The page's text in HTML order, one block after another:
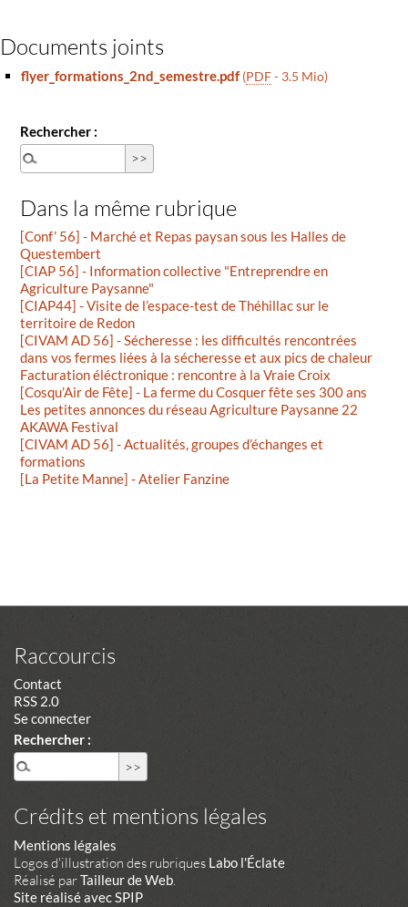
Documents joints
flyer_formations_2nd_semestre.pdf (PDF- 3.5 Mio)
Rechercher :
Dans la même rubrique
[Conf’ 56] - Marché et Repas paysan sous les Halles de
Questembert
[CIAP 56] - Information collective "Entreprendre en
Agriculture Paysanne"
[CIAP44] - Visite de l’espace-test de Théhillac sur le
territoire de Redon
[CIVAM AD 56] - Sécheresse : les difficultés rencontrées
dans vos fermes liées à la sécheresse et aux pics de chaleur
Facturation éléctronique : rencontre à la Vraie Croix
[Cosqu’Air de Fête] - La ferme du Cosquer fête ses 300 ans
Les petites annonces du réseau Agriculture Paysanne 22
AKAWA Festival
[CIVAM AD 56] - Actualités, groupes d’échanges et
formations
[La Petite Manne] - Atelier Fanzine
Raccourcis
Contact
RSS 2.0
Se connecter
Rechercher :
Crédits et mentions légales
Mentions légales
Logos d'illustration des rubriques Labo l'Éclate
Réalisé parTailleur de Web
Site réalisé avec SPIP